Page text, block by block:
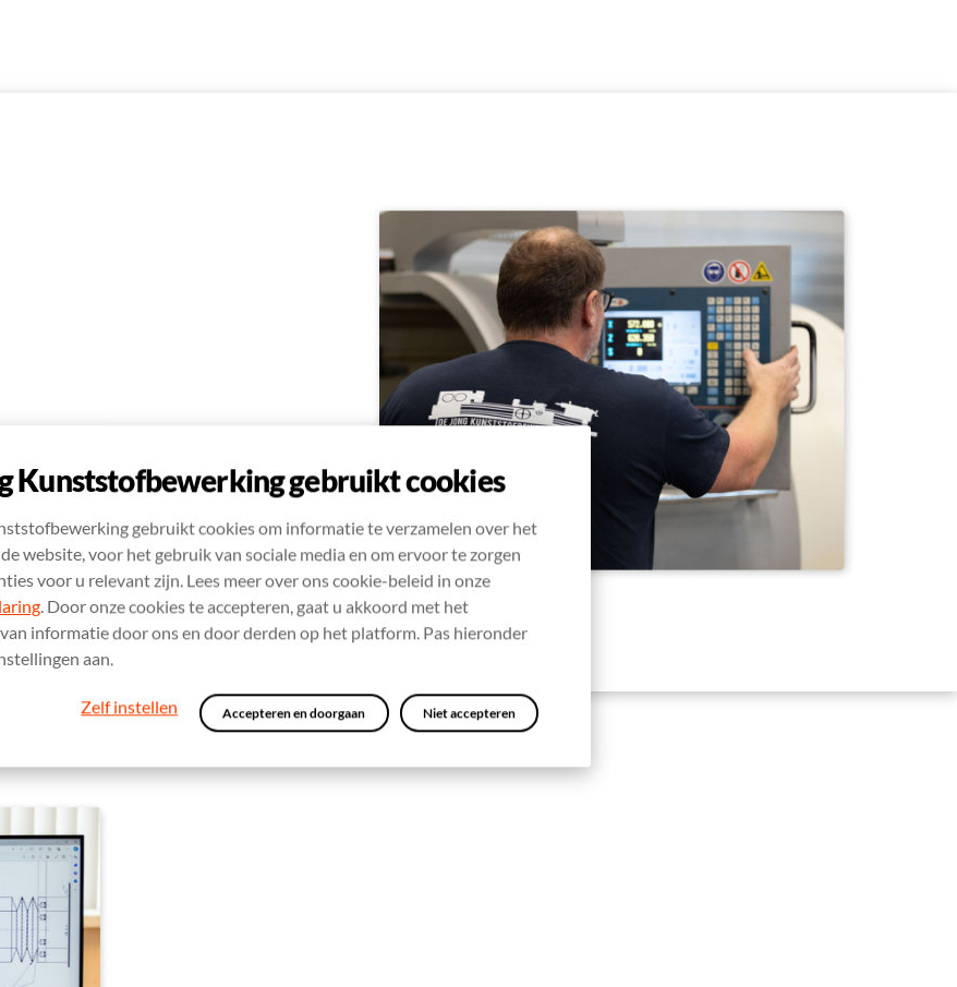
Kunststofbewerking gebruikt cookies
gebruikt cookies om informatie te verzamelen over het
website, voor het gebruik van sociale media en om ervoor te zorgen
voor u relevant zijn. Lees meer over ons cookie-beleid in onze
. Door onze cookies te accepteren, gaat u akkoord met het
informatie door ons en door derden op het platform. Pas hieronder
aan.
Zelf instellen Accepteren en doorgaan Niet accepteren